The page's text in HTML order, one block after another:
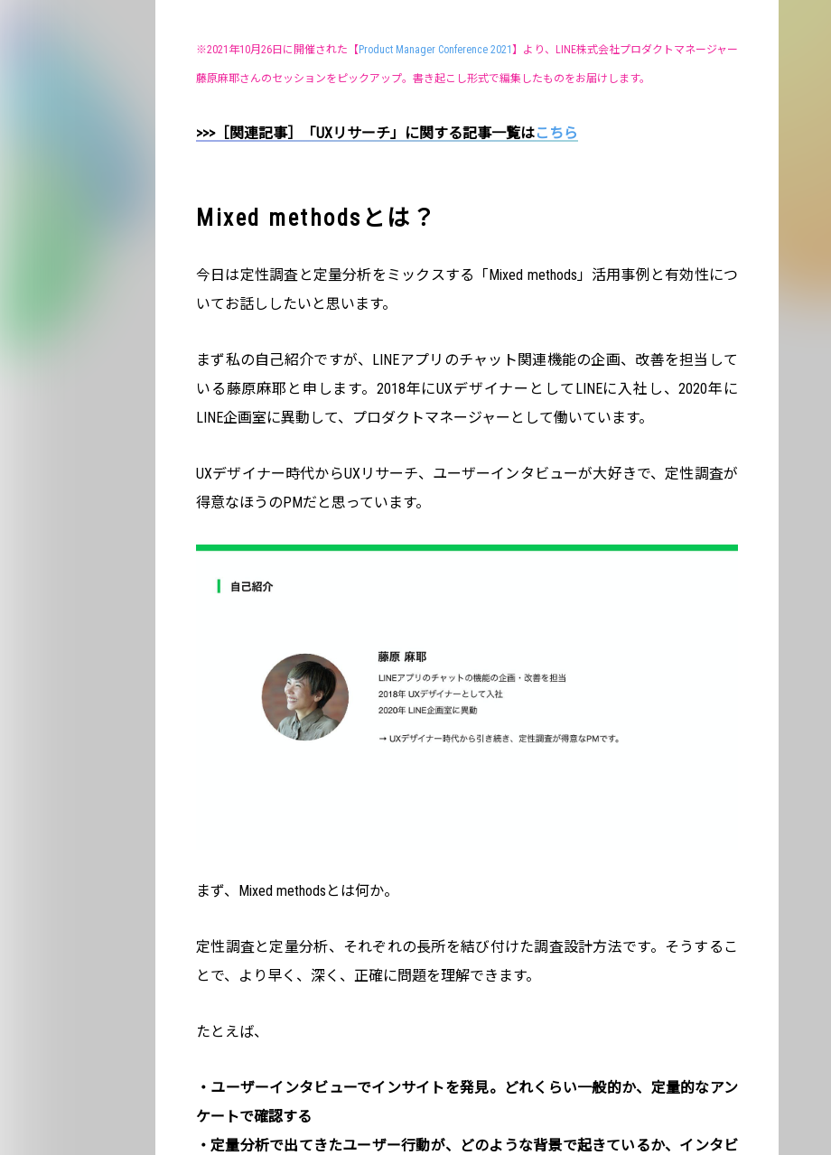
※2021年10月26日に開催された【 Product Manager Conference 2021 】より、LINE株式会社プロダクトマネージャー
藤原麻耶さんのセッションをピックアップ。書き起こし形式で編集したものをお届けします。
>>>［関連記事］「UXリサーチ」に関する記事一覧はこちら
Mixed methodsとは？
今日は定性調査と定量分析をミックスする「Mixed methods」活用事例と有効性につ
いてお話ししたいと思います。
まず私の自己紹介ですが、LINEアプリのチャット関連機能の企画、改善を担当して
いる藤原麻耶と申します。2018年にUXデザイナーとしてLINEに入社し、2020年に
LINE企画室に異動して、プロダクトマネージャーとして働いています。
UXデザイナー時代からUXリサーチ、ユーザーインタビューが大好きで、定性調査が
得意なほうのPMだと思っています。
まず、Mixed methodsとは何か。
定性調査と定量分析、それぞれの長所を結び付けた調査設計方法です。そうするこ
とで、より早く、深く、正確に問題を理解できます。
たとえば、
・ユーザーインタビューでインサイトを発見。どれくらい一般的か、定量的なアン
ケートで確認する
・定量分析で出てきたユーザー行動が、どのような背景で起きているか、インタビ